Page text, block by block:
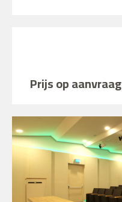
Prijs op aanvraag